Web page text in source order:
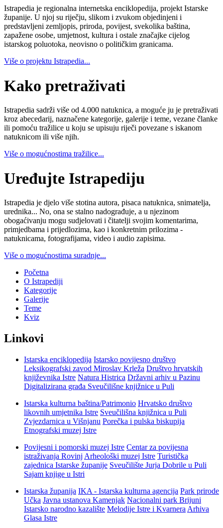
Istrapedia je regionalna internetska enciklopedija, projekt Istarske
županije. U njoj su riječju, slikom i zvukom objedinjeni i
predstavljeni zemljopis, priroda, povijest, svekolika baština,
zapažene osobe, umjetnost, kultura i ostale značajke cijelog
istarskog poluotoka, neovisno o političkim granicama.
Više o projektu Istrapedia...
Kako pretraživati
Istrapedia sadrži više od 4.000 natuknica, a moguće ju je pretraživati
kroz abecedarij, naznačene kategorije, galerije i teme, vezane članke
ili pomoću tražilice u koju se upisuju riječi povezane s iskanom
natuknicom ili više njih.
Više o mogućnostima tražilice...
Uređujte Istrapediju
Istrapedia je djelo više stotina autora, pisaca natuknica, snimatelja,
urednika... No, ona se stalno nadograđuje, a u njezinom
obogaćivanju mogu sudjelovati i čitatelji svojim komentarima,
primjedbama i prijedlozima, kao i konkretnim prilozima -
natuknicama, fotografijama, video i audio zapisima.
Više o mogućnostima suradnje...
Početna
O Istrapediji
Kategorije
Galerije
Teme
Kviz
Linkovi
Istarska enciklopedija Istarsko povijesno društvo
Leksikografski zavod Miroslav Krleža Društvo hrvatskih
književnika Istre Natura Histrica Državni arhiv u Pazinu
Digitalizirana građa Sveučilišne knjižnice u Puli
Istarska kulturna baština/Patrimonio Hrvatsko društvo
likovnih umjetnika Istre Sveučilišna knjižnica u Puli
Zvjezdarnica u Višnjanu Porečka i pulska biskupija
Etnografski muzej Istre
Povijesni i pomorski muzej Istre Centar za povijesna
istraživanja Rovinj Arheološki muzej Istre Turistička
zajednica Istarske županije Sveučilište Jurja Dobrile u Puli
Sajam knjige u Istri
Istarska županija IKA - Istarska kulturna agencija Park prirode
Učka Javna ustanova Kamenjak Nacionalni park Brijuni
Istarsko narodno kazalište Melodije Istre i Kvarnera Arhiva
Glasa Istre